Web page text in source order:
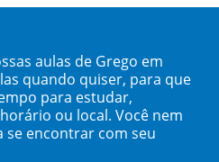
aulas de Grego em
quando quiser, para que
para estudar,
ou local. Você nem
se encontrar com seu